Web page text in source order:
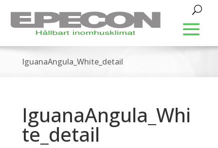
IguanaAngula_White_detail
IguanaAngula_Whi
te_detail